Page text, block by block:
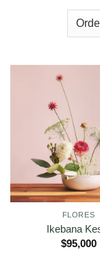
FLORES
Ikebana
$95,000